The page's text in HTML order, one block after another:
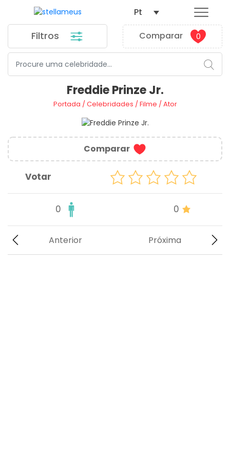
Filtros Comparar 0
Pt
Freddie Prinze Jr.
Portada /Celebridades /Filme /Ator
Comparar
Votar
0 0
Próxima
Anterior